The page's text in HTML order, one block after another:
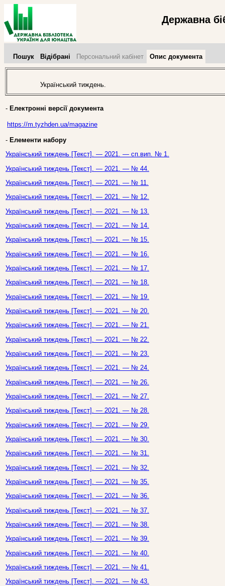
Державна
Пошук Відібрані Персональний кабінет Опис документа
Український тиждень.
- Електронні версії документа
https://m.tyzhden.ua/magazine
- Елементи набору
Український тиждень [Текст]. — 2021. — сп.вип. № 1.
Український тиждень [Текст]. — 2021. — № 44.
Український тиждень [Текст]. — 2021. — № 11.
Український тиждень [Текст]. — 2021. — № 12.
Український тиждень [Текст]. — 2021. — № 13.
Український тиждень [Текст]. — 2021. — № 14.
Український тиждень [Текст]. — 2021. — № 15.
Український тиждень [Текст]. — 2021. — № 16.
Український тиждень [Текст]. — 2021. — № 17.
Український тиждень [Текст]. — 2021. — № 18.
Український тиждень [Текст]. — 2021. — № 19.
Український тиждень [Текст]. — 2021. — № 20.
Український тиждень [Текст]. — 2021. — № 21.
Український тиждень [Текст]. — 2021. — № 22.
Український тиждень [Текст]. — 2021. — № 23.
Український тиждень [Текст]. — 2021. — № 24.
Український тиждень [Текст]. — 2021. — № 26.
Український тиждень [Текст]. — 2021. — № 27.
Український тиждень [Текст]. — 2021. — № 28.
Український тиждень [Текст]. — 2021. — № 29.
Український тиждень [Текст]. — 2021. — № 30.
Український тиждень [Текст]. — 2021. — № 31.
Український тиждень [Текст]. — 2021. — № 32.
Український тиждень [Текст]. — 2021. — № 35.
Український тиждень [Текст]. — 2021. — № 36.
Український тиждень [Текст]. — 2021. — № 37.
Український тиждень [Текст]. — 2021. — № 38.
Український тиждень [Текст]. — 2021. — № 39.
Український тиждень [Текст]. — 2021. — № 40.
Український тиждень [Текст]. — 2021. — № 41.
Український тиждень [Текст]. — 2021. — № 43.